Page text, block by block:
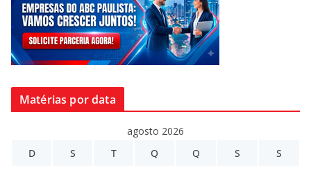
Matérias por data
agosto 2026
D
S T Q Q S S